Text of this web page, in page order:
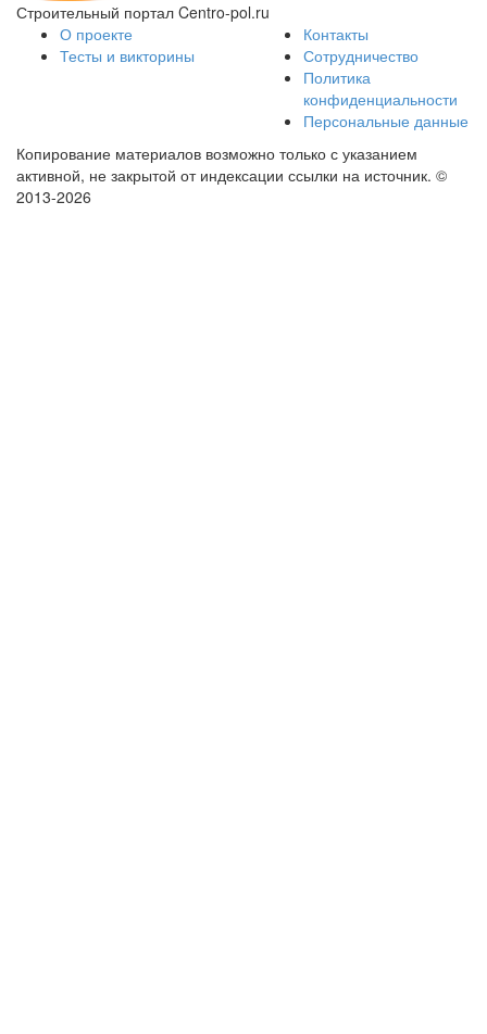
Строительный портал Centro-pol.ru
О проекте
Тесты и викторины
Контакты
Сотрудничество
Политика
конфиденциальности
Персональные данные
Копирование материалов возможно только с указанием
активной, не закрытой от индексации ссылки на источник. ©
2013-2026